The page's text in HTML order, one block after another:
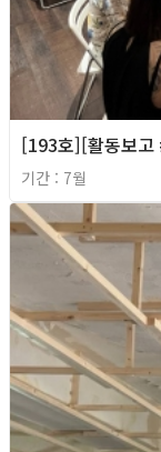
[193호][활동보고
기간 : 7월